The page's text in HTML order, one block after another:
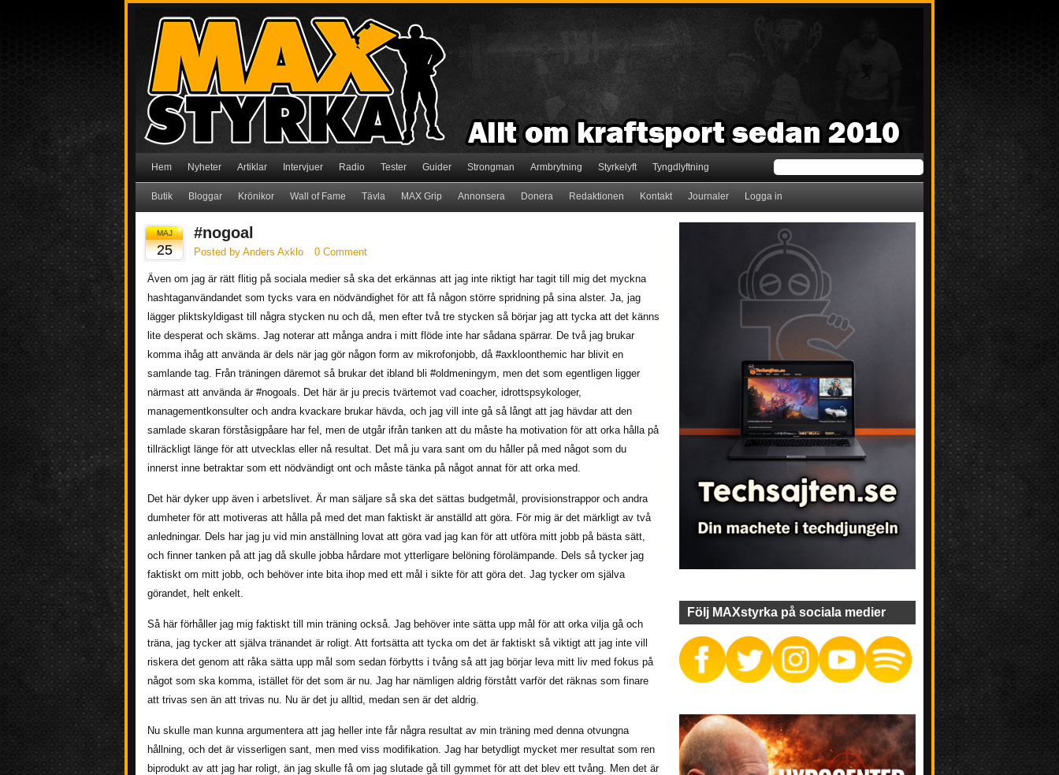
Hem Nyheter Artiklar Intervjuer Radio Tester Guider Strongman Armbrytning Styrkelyft Tyngdlyftning
Butik Bloggar Krönikor Wall of Fame Tävla MAX Grip Annonsera Donera Redaktionen Kontakt Journaler Logga in
MAJ
25
#nogoal
Posted by Anders Axklo 0 Comment
Även om jag är rätt flitig på sociala medier så ska det erkännas att jag inte riktigt har tagit till mig det myckna
hashtaganvändandet som tycks vara en nödvändighet för att få någon större spridning på sina alster. Ja, jag
lägger pliktskyldigast till några stycken nu och då, men efter två tre stycken så börjar jag att tycka att det känns
lite desperat och skäms. Jag noterar att många andra i mitt flöde inte har sådana spärrar. De två jag brukar
komma ihåg att använda är dels när jag gör någon form av mikrofonjobb, då #axkloonthemic har blivit en
samlande tag. Från träningen däremot så brukar det ibland bli #oldmeningym, men det som egentligen ligger
närmast att använda är #nogoals. Det här är ju precis tvärtemot vad coacher, idrottspsykologer,
managementkonsulter och andra kvackare brukar hävda, och jag vill inte gå så långt att jag hävdar att den
samlade skaran förståsigpåare har fel, men de utgår ifrån tanken att du måste ha motivation för att orka hålla på
tillräckligt länge för att utvecklas eller nå resultat. Det må ju vara sant om du håller på med något som du
innerst inne betraktar som ett nödvändigt ont och måste tänka på något annat för att orka med.
Det här dyker upp även i arbetslivet. Är man säljare så ska det sättas budgetmål, provisionstrappor och andra
dumheter för att motiveras att hålla på med det man faktiskt är anställd att göra. För mig är det märkligt av två
anledningar. Dels har jag ju vid min anställning lovat att göra vad jag kan för att utföra mitt jobb på bästa sätt,
och finner tanken på att jag då skulle jobba hårdare mot ytterligare belöning förolämpande. Dels så tycker jag
faktiskt om mitt jobb, och behöver inte bita ihop med ett mål i sikte för att göra det. Jag tycker om själva
görandet, helt enkelt.
Så här förhåller jag mig faktiskt till min träning också. Jag behöver inte sätta upp mål för att orka vilja gå och
träna, jag tycker att själva tränandet är roligt. Att fortsätta att tycka om det är faktiskt så viktigt att jag inte vill
riskera det genom att råka sätta upp mål som sedan förbytts i tvång så att jag börjar leva mitt liv med fokus på
något som ska komma, istället för det som är nu. Jag har nämligen aldrig förstått varför det räknas som finare
att trivas sen än att trivas nu. Nu är det ju alltid, medan sen är det aldrig.
Nu skulle man kunna argumentera att jag heller inte får några resultat av min träning med denna otvungna
hållning, och det är visserligen sant, men med viss modifikation. Jag har betydligt mycket mer resultat som ren
biprodukt av att jag har roligt, än jag skulle få om jag slutade gå till gymmet för att det blev ett tvång. Men det är
Följ MAXstyrka på sociala medier